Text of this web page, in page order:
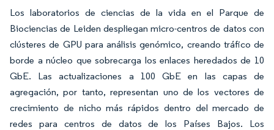
Los laboratorios de ciencias de la vida en el Parque de
Biociencias de Leiden despliegan micro-centros de datos con
clústeres de GPU para análisis genómico, creando tráfico de
borde a núcleo que sobrecarga los enlaces heredados de 10
GbE. Las actualizaciones a 100 GbE en las capas de
agregación, por tanto, representan uno de los vectores de
crecimiento de nicho más rápidos dentro del mercado de
redes para centros de datos de los Países Bajos. Los